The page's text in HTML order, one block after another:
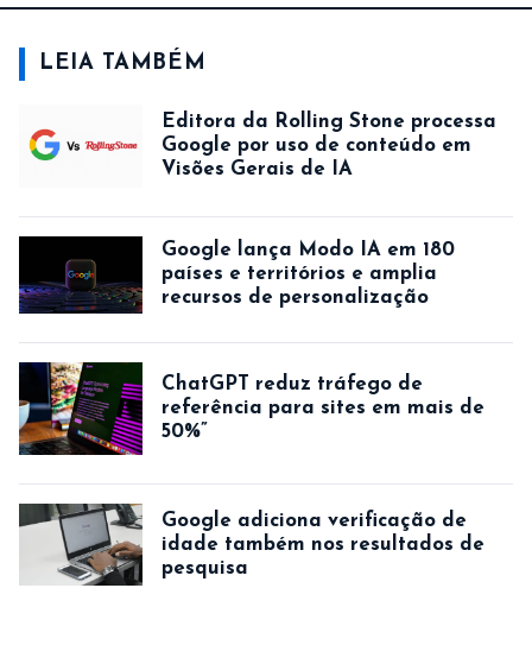
LEIA TAMBÉM
Editora da Rolling Stone processa
Google por uso de conteúdo em
Visões Gerais de IA
Google lança Modo IA em 180
países e territórios e amplia
recursos de personalização
ChatGPT reduz tráfego de
referência para sites em mais de
50%”
Google adiciona verificação de
idade também nos resultados de
pesquisa